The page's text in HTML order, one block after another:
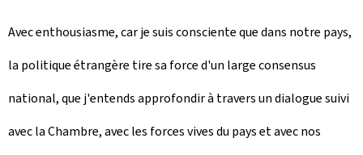
Avec enthousiasme, car je suis consciente que dans notre pays,
la politique étrangère tire sa force d'un large consensus
national, que j'entends approfondir à travers un dialogue suivi
avec la Chambre, avec les forces vives du pays et avec nos